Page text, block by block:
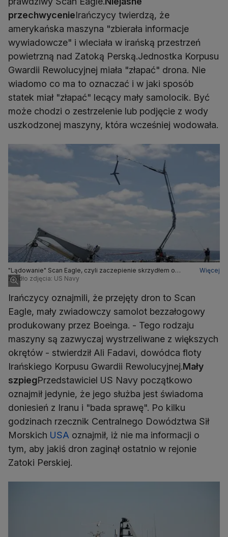
przechwycenieIrańczycy twierdzą, że
amerykańska maszyna "zbierała informacje
wywiadowcze" i wleciała w irańską przestrzeń
powietrzną nad Zatoką Perską.Jednostka Korpusu
Gwardii Rewolucyjnej miała "złapać" drona. Nie
wiadomo co ma to oznaczać i w jaki sposób
statek miał "złapać" lecący mały samolocik. Być
może chodzi o zestrzelenie lub podjęcie z wody
uszkodzonej maszyny, która wcześniej wodowała.
"Lądowanie" Scan Eagle, czyli zaczepienie skrzydłem o
pionową linę rozpiętą nad pokładem
Więcej
Źródło zdjęcia: US Navy
Irańczycy oznajmili, że przejęty dron to Scan
Eagle, mały zwiadowczy samolot bezzałogowy
produkowany przez Boeinga. - Tego rodzaju
maszyny są zazwyczaj wystrzeliwane z większych
okrętów - stwierdził Ali Fadavi, dowódca floty
Irańskiego Korpusu Gwardii Rewolucyjnej.Mały
szpiegPrzedstawiciel US Navy początkowo
oznajmił jedynie, że jego służba jest świadoma
doniesień z Iranu i "bada sprawę". Po kilku
godzinach rzecznik Centralnego Dowództwa Sił
Morskich USA oznajmił, iż nie ma informacji o
tym, aby jakiś dron zaginął ostatnio w rejonie
Zatoki Perskiej.